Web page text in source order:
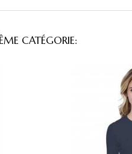
CATÉGORIE: